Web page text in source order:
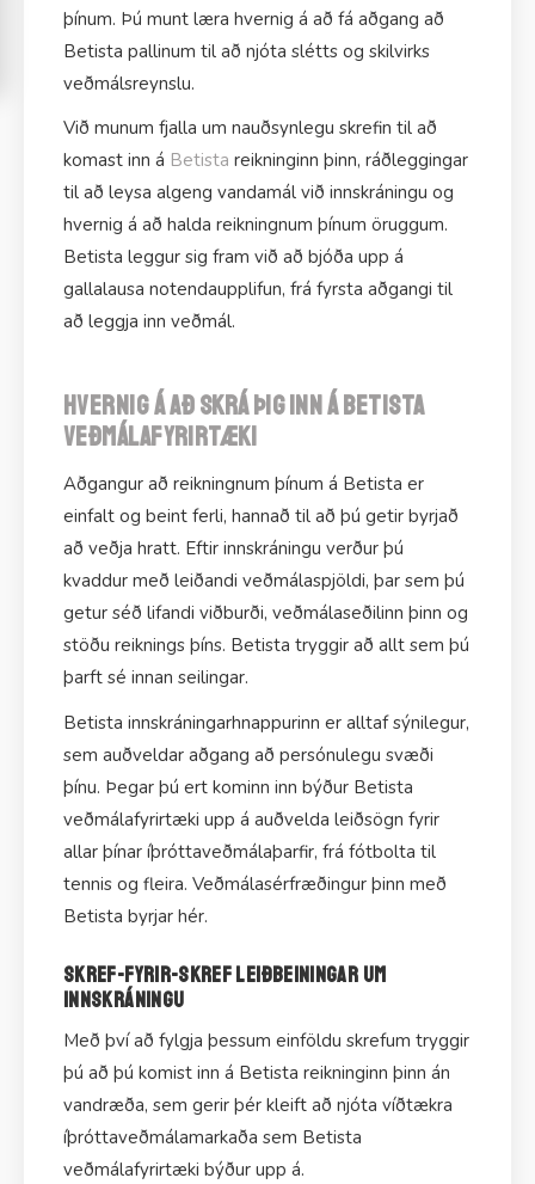
þínum. Þú munt læra hvernig á að fá aðgang að
Betista pallinum til að njóta slétts og skilvirks
veðmálsreynslu.
Við munum fjalla um nauðsynlegu skrefin til að
komast inn á Betista reikninginn þinn, ráðleggingar
til að leysa algeng vandamál við innskráningu og
hvernig á að halda reikningnum þínum öruggum.
Betista leggur sig fram við að bjóða upp á
gallalausa notendaupplifun, frá fyrsta aðgangi til
að leggja inn veðmál.
Hvernig á að skrá þig inn á Betista
veðmálafyrirtæki
Aðgangur að reikningnum þínum á Betista er
einfalt og beint ferli, hannað til að þú getir byrjað
að veðja hratt. Eftir innskráningu verður þú
kvaddur með leiðandi veðmálaspjöldi, þar sem þú
getur séð lifandi viðburði, veðmálaseðilinn þinn og
stöðu reiknings þíns. Betista tryggir að allt sem þú
þarft sé innan seilingar.
Betista innskráningarhnappurinn er alltaf sýnilegur,
sem auðveldar aðgang að persónulegu svæði
þínu. Þegar þú ert kominn inn býður Betista
veðmálafyrirtæki upp á auðvelda leiðsögn fyrir
allar þínar íþróttaveðmálaþarfir, frá fótbolta til
tennis og fleira. Veðmálasérfræðingur þinn með
Betista byrjar hér.
Skref-fyrir-skref leiðbeiningar um
innskráningu
Með því að fylgja þessum einföldu skrefum tryggir
þú að þú komist inn á Betista reikninginn þinn án
vandræða, sem gerir þér kleift að njóta víðtækra
íþróttaveðmálamarkaða sem Betista
veðmálafyrirtæki býður upp á.